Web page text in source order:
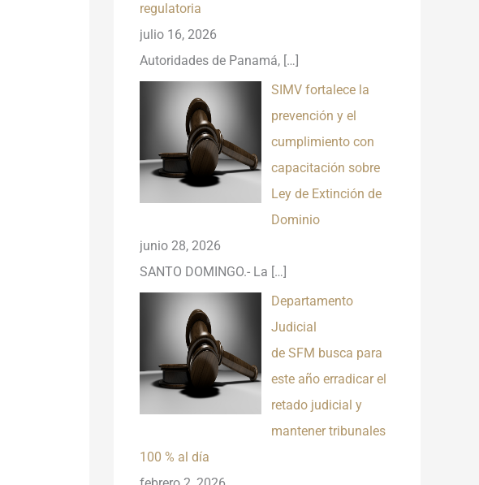
regulatoria
julio 16, 2026
Autoridades de Panamá, […]
SIMV fortalece la
prevención y el
cumplimiento con
capacitación sobre
Ley de Extinción de
Dominio
junio 28, 2026
SANTO DOMINGO.- La […]
Departamento
Judicial
de SFM busca para
este año erradicar el
retado judicial y
mantener tribunales
100 % al día